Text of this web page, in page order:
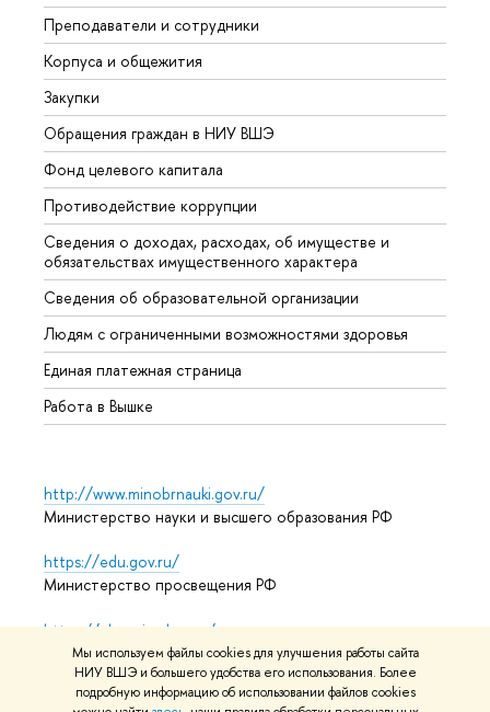
Мы используем файлы cookies для улучшения работы сайта
НИУ ВШЭ и большего удобства его использования. Более
подробную информацию об использовании файлов cookies
Преподаватели и сотрудники
Корпуса и общежития
Закупки
Обращения граждан в НИУ ВШЭ
Фонд целевого капитала
Противодействие коррупции
Сведения о доходах, расходах, об имуществе и
обязательствах имущественного характера
Сведения об образовательной организации
Людям с ограниченными возможностями здоровья
Единая платежная страница
Работа в Вышке
http://www.minobrnauki.gov.ru/
Министерство науки и высшего образования РФ
https://edu.gov.ru/
Министерство просвещения РФ
https://elearning.hse.ru/mooc
Массовые открытые онлайн-курсы